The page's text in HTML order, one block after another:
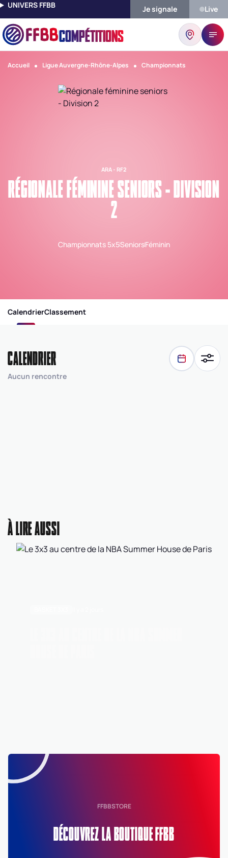
UNIVERS FFBB Je signale Live
COMPÉTITIONS
Accueil Ligue Auvergne-Rhône-Alpes Championnats
ARA - RF2
RÉGIONALE FÉMININE SENIORS - DIVISION
2
Championnats 5x5SeniorsFéminin
CalendrierClassement
CALENDRIER
Aucun rencontre
À LIRE AUSSI
FFBBSTORE
DÉCOUVREZ LA BOUTIQUE FFBB